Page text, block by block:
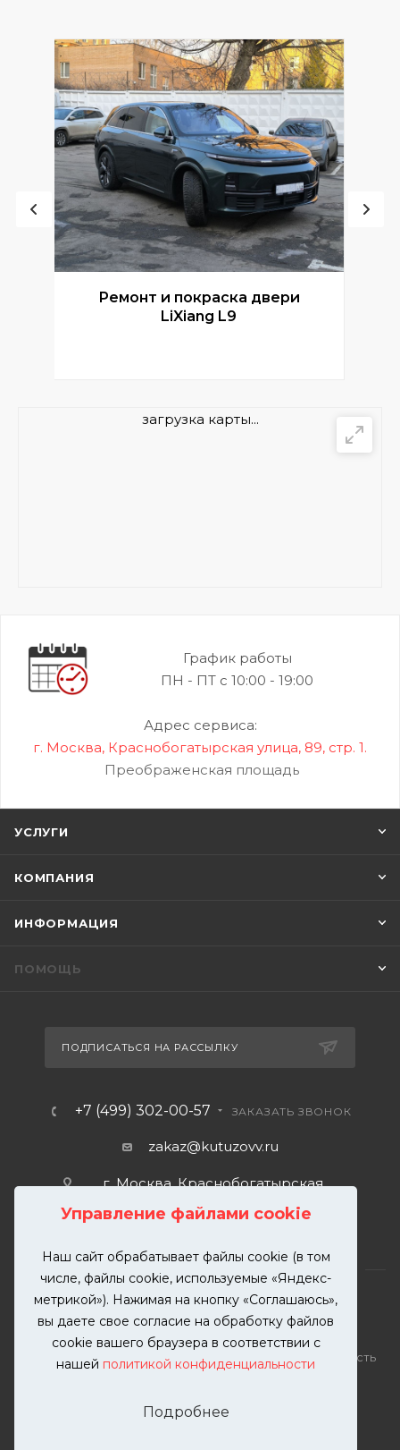
Управление файлами cookie
Наш сайт обрабатывает файлы cookie (в том
числе, файлы cookie, используемые «Яндекс-
метрикой»). Нажимая на кнопку «Соглашаюсь»,
вы даете свое согласие на обработку файлов
cookie вашего браузера в соответствии с
нашей политикой конфиденциальности
Подробнее
Ремонт и покраска двери
LiXiang L9
загрузка карты...
График работы
ПН - ПТ с 10:00 - 19:00
Адрес сервиса:
г. Москва, Краснобогатырская улица, 89, стр. 1.
Преображенская площадь
УСЛУГИ
КОМПАНИЯ
ИНФОРМАЦИЯ
ПОМОЩЬ
ПОДПИСАТЬСЯ НА РАССЫЛКУ
+7 (499) 302-00-57 ЗАКАЗАТЬ ЗВОНОК
zakaz@kutuzovv.ru
г. Москва, Краснобогатырская
2026 © KUTUZOVV | Кузовной ремонт и покраска
автомобилей. Вся информация на сайте – собственность
разрешения запрещена. Все права защищены.